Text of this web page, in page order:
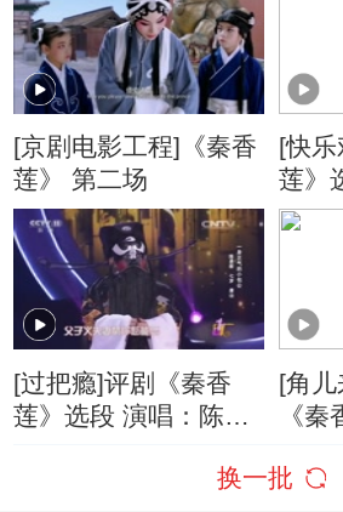
[京剧电影工程]《秦香
莲》 第二场
[快
莲》
[过把瘾]评剧《秦香
莲》选段 演唱：陈易
[角
《秦
换一批